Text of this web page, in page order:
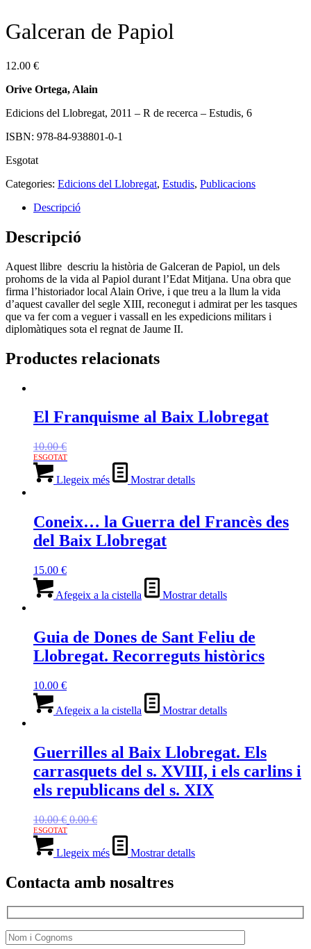
Galceran de Papiol
12.00 €
Orive Ortega, Alain
Edicions del Llobregat, 2011 – R de recerca – Estudis, 6
ISBN: 978-84-938801-0-1
Esgotat
Categories: Edicions del Llobregat, Estudis, Publicacions
Descripció
Descripció
Aquest llibre descriu la història de Galceran de Papiol, un dels
prohoms de la vida al Papiol durant l’Edat Mitjana. Una obra que
firma l’historiador local Alain Orive, i que treu a la llum la vida
d’aquest cavaller del segle XIII, reconegut i admirat per les tasques
que va fer com a veguer i vassall en les expedicions militars i
diplomàtiques sota el regnat de Jaume II.
Productes relacionats
El Franquisme al Baix Llobregat
10.00€
Llegeix més Mostrar detalls
Coneix… la Guerra del Francès des
del Baix Llobregat
15.00 €
Afegeix a la cistella Mostrar detalls
Guia de Dones de Sant Feliu de
Llobregat. Recorreguts històrics
10.00 €
Afegeix a la cistella Mostrar detalls
Guerrilles al Baix Llobregat. Els
carrasquets del s. XVIII, i els carlins i
els republicans del s. XIX
10.00€ El
era:
0.00€El
actual
és:
Llegeix més Mostrar detalls
Contacta amb nosaltres